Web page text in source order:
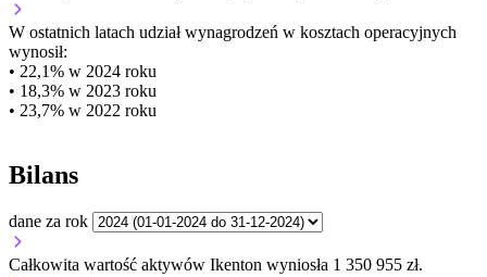
W ostatnich latach udział wynagrodzeń w kosztach operacyjnych
wynosił:
• 22,1% w 2024 roku
• 18,3% w 2023 roku
• 23,7% w 2022 roku
Bilans
dane za rok
Całkowita wartość aktywów Ikenton wyniosła 1 350 955 zł.